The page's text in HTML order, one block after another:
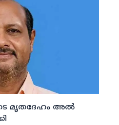
മൃതദേഹം അല്‍